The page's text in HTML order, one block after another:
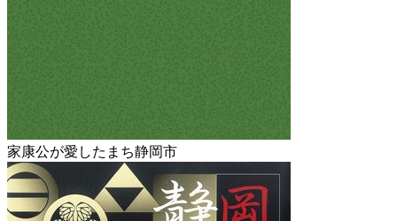
家康公が愛したまち静岡市